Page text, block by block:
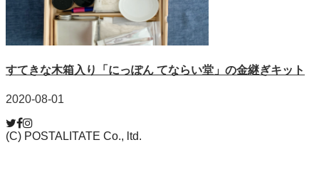
すてきな木箱入り「にっぽん てならい堂」の金継ぎキット
2020-08-01
(C) POSTALITATE Co., ltd.